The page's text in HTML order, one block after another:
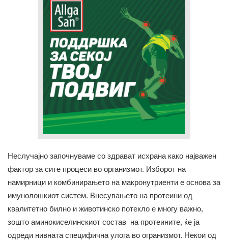
Неслучајно започнуваме со здрават исхрана како најважен
фактор за сите процеси во организмот. Изборот на
намирници и комбинирањето на макронутриенти е основа за
имунолошкиот систем. Внесувањето на протеини од
квалитетно билно и животинско потекло е многу важно,
зошто аминокиселинскиот состав на протеините, ќе ја
одреди нивната специфична улога во огранизмот. Некои од